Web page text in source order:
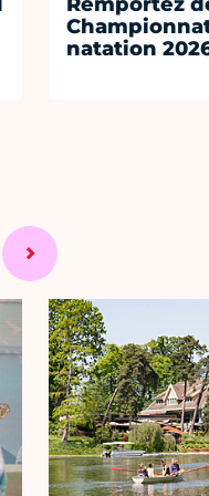
natation